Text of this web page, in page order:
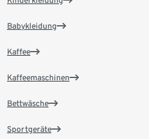
Babykleidung
Kaffee
Kaffeemaschinen
Bettwäsche
Sportgeräte